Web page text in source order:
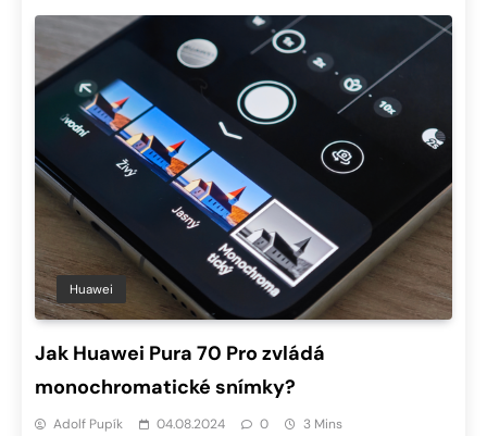
Huawei
Jak Huawei Pura 70 Pro zvládá
monochromatické snímky?
Adolf Pupík 04.08.2024 0 3 Mins